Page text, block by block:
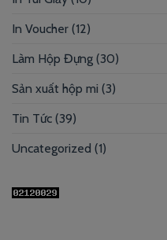
In Voucher (12)
Làm Hộp Đựng (30)
Sản xuất hộp mi (3)
Tin Tức (39)
Uncategorized (1)